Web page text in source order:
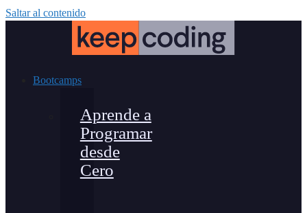
Saltar al contenido
Bootcamps
Aprende a
Programar
desde
Cero